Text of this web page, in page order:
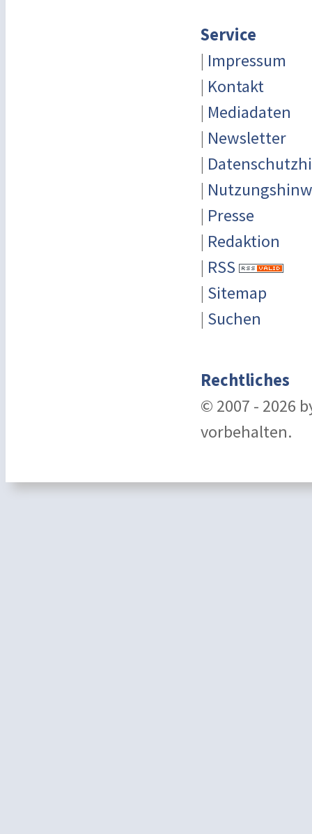
Service
| Impressum
| Kontakt
| Mediadaten
| Newsletter
|
|
| Presse
| Redaktion
| RSS
| Sitemap
| Suchen
Rechtliches
© 2007 - 2026
vorbehalten.